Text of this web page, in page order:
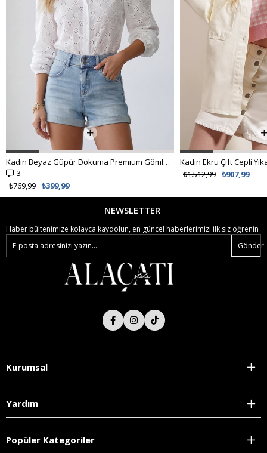
Kadın Ekru Çift Cepli Yıkamalı Oversize Denim Ceket ALC-X8152
₺1.512,99
NEWSLETTER
Haber bültenimize kolayca kaydolun, en güncel haberlerimizi ilk siz öğrenin
Gönder
Kurumsal
Yardım
Popüler Kategoriler